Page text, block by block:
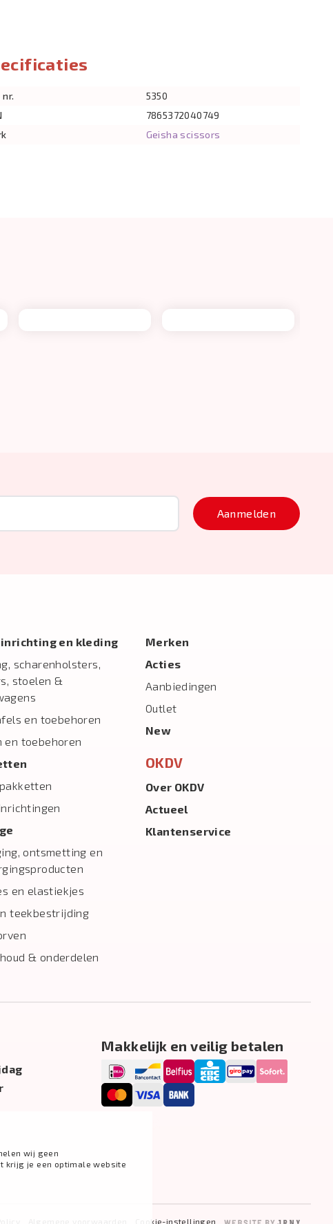
5350
7865372040749
Geisha scissors
Aanmelden
en kleding
scharenholsters,
stoelen &
en toebehoren
en toebehoren
ontsmetting en
en elastiekjes
teekbestrijding
& onderdelen
Merken
Acties
Aanbiedingen
Outlet
New
OKDV
Over OKDV
Actueel
Klantenservice
Makkelijk en veilig betalen
Cookie-instellingen
wij geen
krijg je een optimale website